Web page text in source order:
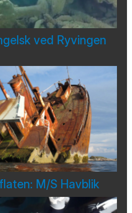
ved Ryvingen
M/S Havblik